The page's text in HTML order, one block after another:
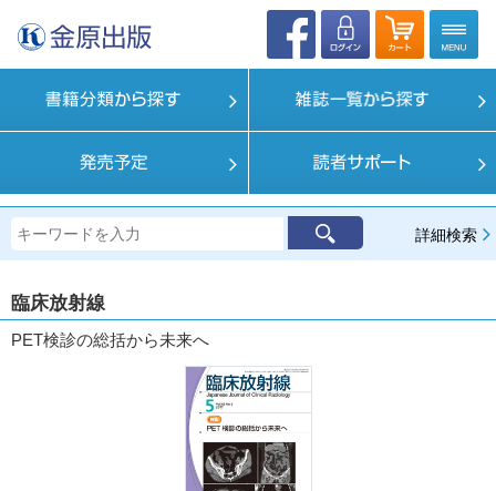
詳細検索
臨床放射線
PET検診の総括から未来へ